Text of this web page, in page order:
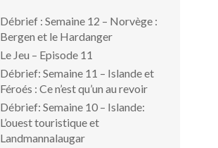
Débrief : Semaine 12 – Norvège :
Bergen et le Hardanger
Le Jeu – Episode 11
Débrief: Semaine 11 – Islande et
Féroés : Ce n’est qu’un au revoir
Débrief: Semaine 10 – Islande:
L’ouest touristique et
Landmannalaugar